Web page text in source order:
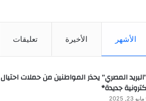
الأشهر الأخيرة تعليقات
المصري” يحذر المواطنين من حملات احتيال
جديدة*
مايو 23, 2025